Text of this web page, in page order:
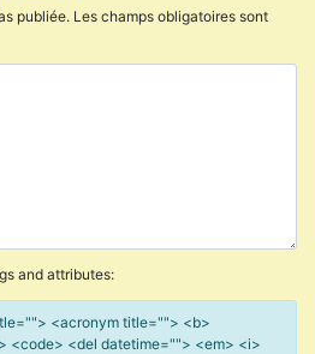
publiée. Les champs obligatoires sont
and attributes:
<acronym title=""> <b>
<code> <del datetime=""> <em> <i>